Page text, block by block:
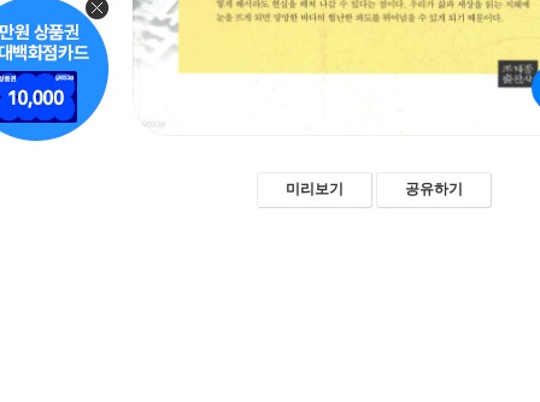
미리보기 공유하기